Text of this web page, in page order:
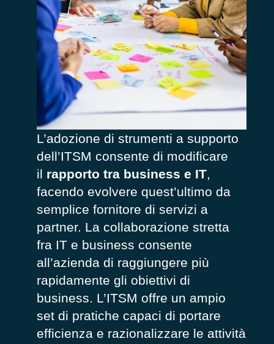
L’adozione di strumenti a supporto
dell’ITSM consente di modificare
il rapporto tra business e IT,
facendo evolvere quest’ultimo da
semplice fornitore di servizi a
partner. La collaborazione stretta
fra IT e business consente
all’azienda di raggiungere più
rapidamente gli obiettivi di
business. L’ITSM offre un ampio
set di pratiche capaci di portare
efficienza e razionalizzare le attività